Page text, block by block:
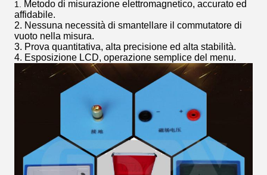
1. Metodo di misurazione elettromagnetico, accurato ed
affidabile.
2. Nessuna necessità di smantellare il commutatore di
vuoto nella misura.
3. Prova quantitativa, alta precisione ed alta stabilità.
4. Esposizione LCD, operazione semplice del menu.